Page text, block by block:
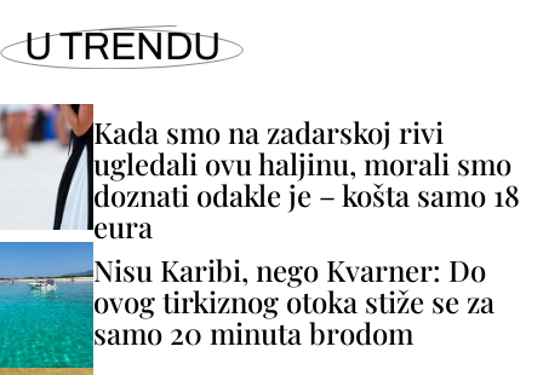
U TRENDU
Kada smo na zadarskoj rivi
ugledali ovu haljinu, morali smo
doznati odakle je – košta samo 18
eura
Nisu Karibi, nego Kvarner: Do
ovog tirkiznog otoka stiže se za
samo 20 minuta brodom